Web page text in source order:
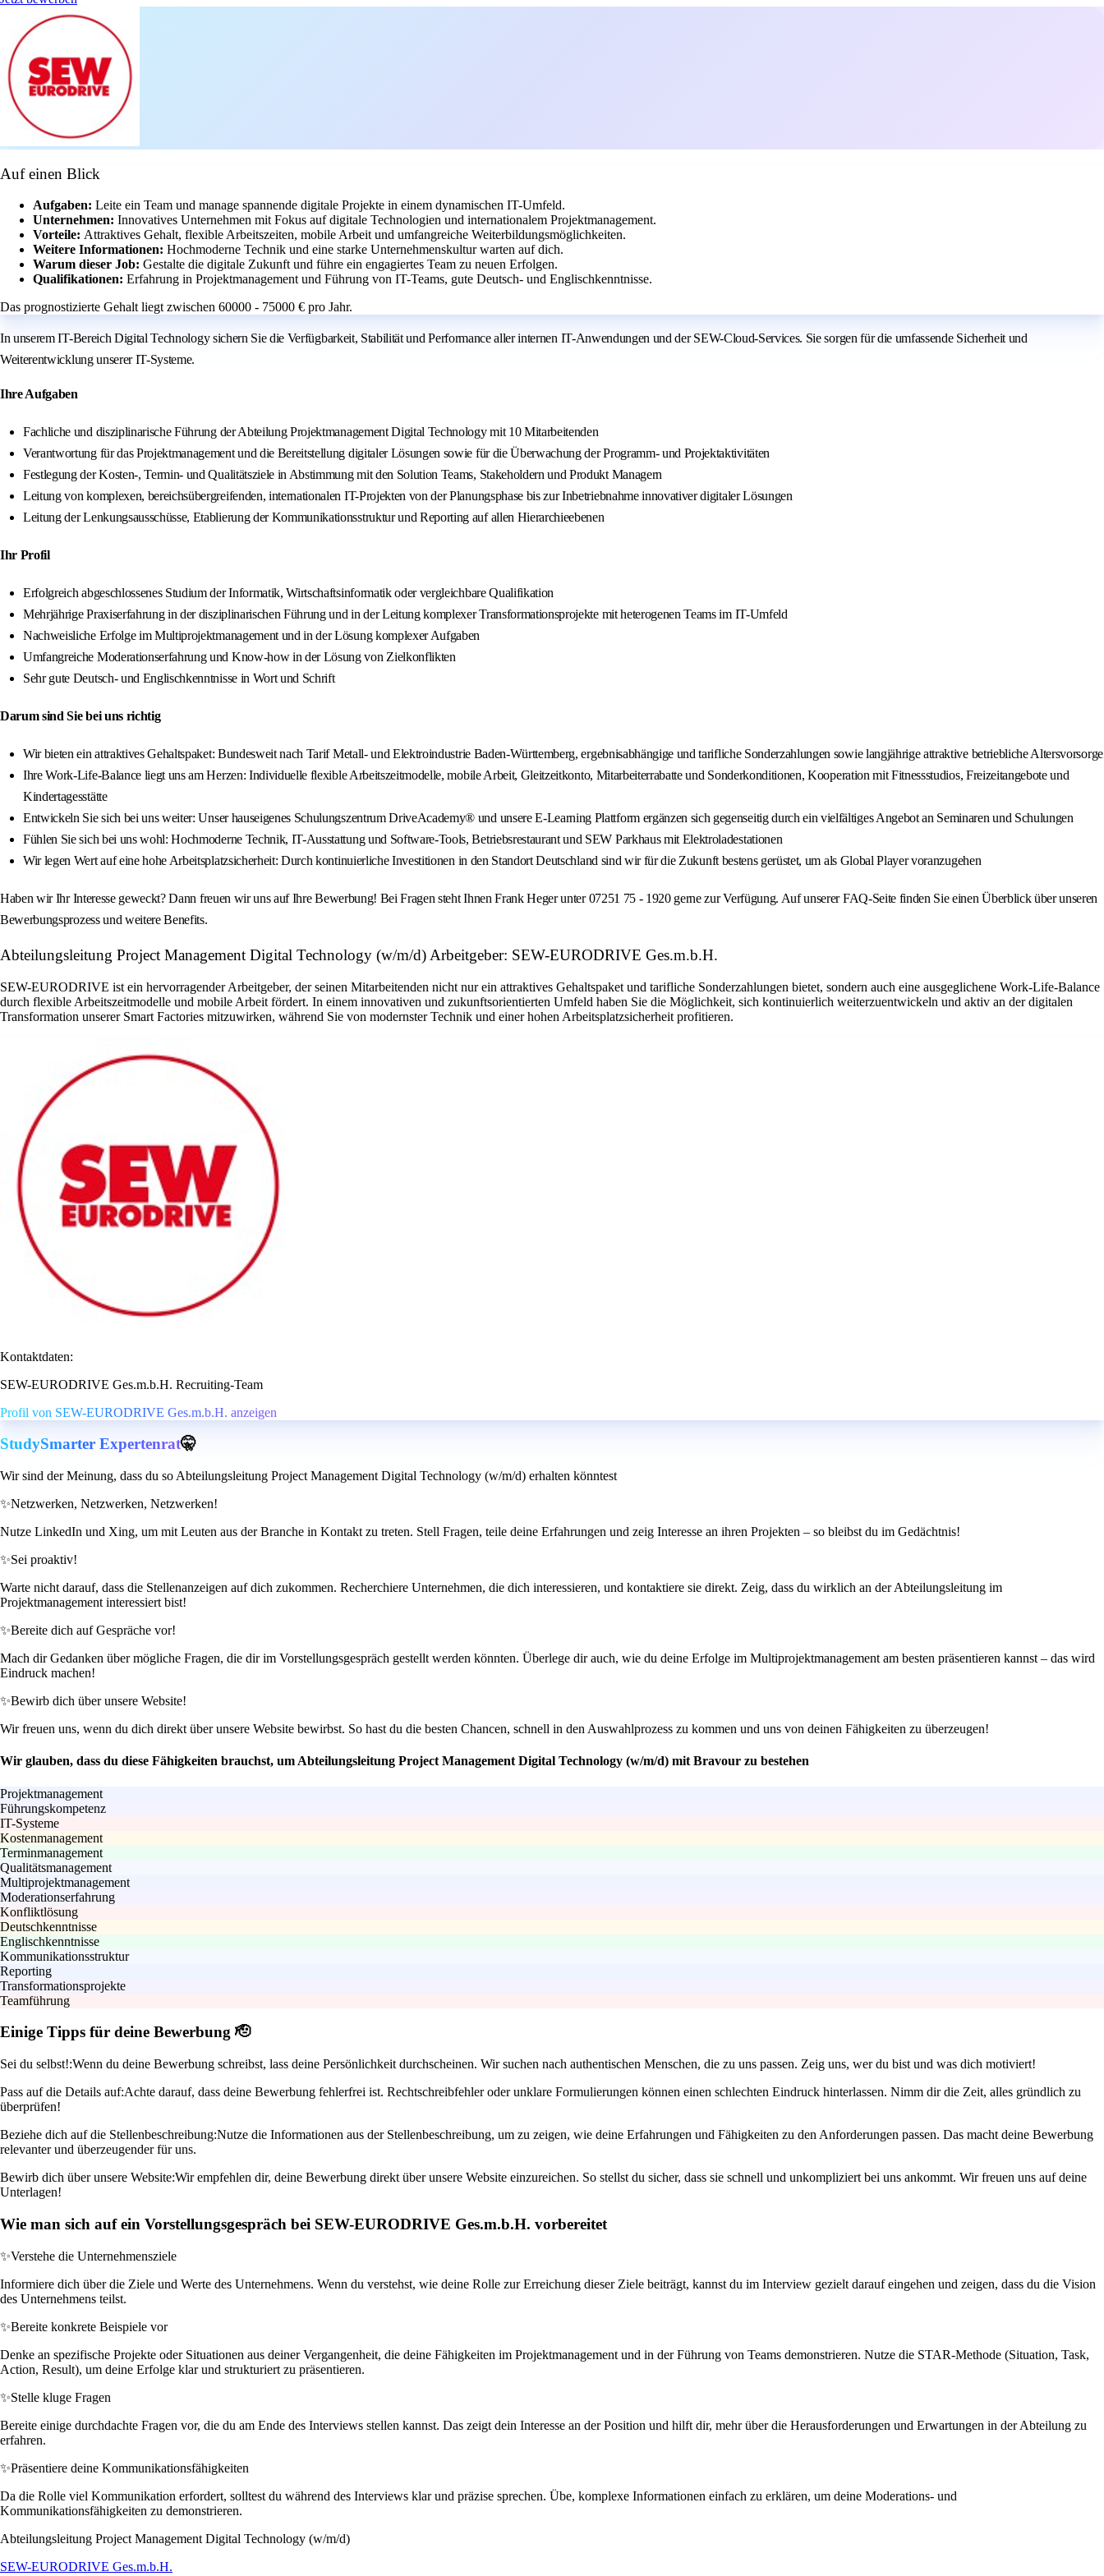
Auf einen Blick
Aufgaben: Leite ein Team und manage spannende digitale Projekte in einem dynamischen IT-Umfeld.
Unternehmen: Innovatives Unternehmen mit Fokus auf digitale Technologien und internationalem Projektmanagement.
Vorteile: Attraktives Gehalt, flexible Arbeitszeiten, mobile Arbeit und umfangreiche Weiterbildungsmöglichkeiten.
Weitere Informationen: Hochmoderne Technik und eine starke Unternehmenskultur warten auf dich.
Warum dieser Job: Gestalte die digitale Zukunft und führe ein engagiertes Team zu neuen Erfolgen.
Qualifikationen: Erfahrung in Projektmanagement und Führung von IT-Teams, gute Deutsch- und Englischkenntnisse.
Das prognostizierte Gehalt liegt zwischen 60000 - 75000 € pro Jahr.
In unserem IT-Bereich Digital Technology sichern Sie die Verfügbarkeit, Stabilität und Performance aller internen IT-Anwendungen und der SEW-Cloud-Services. Sie sorgen für die umfassende Sicherheit und
Weiterentwicklung unserer IT-Systeme.
Ihre Aufgaben
Fachliche und disziplinarische Führung der Abteilung Projektmanagement Digital Technology mit 10 Mitarbeitenden
Verantwortung für das Projektmanagement und die Bereitstellung digitaler Lösungen sowie für die Überwachung der Programm- und Projektaktivitäten
Festlegung der Kosten-, Termin- und Qualitätsziele in Abstimmung mit den Solution Teams, Stakeholdern und Produkt Managern
Leitung von komplexen, bereichsübergreifenden, internationalen IT-Projekten von der Planungsphase bis zur Inbetriebnahme innovativer digitaler Lösungen
Leitung der Lenkungsausschüsse, Etablierung der Kommunikationsstruktur und Reporting auf allen Hierarchieebenen
Ihr Profil
Erfolgreich abgeschlossenes Studium der Informatik, Wirtschaftsinformatik oder vergleichbare Qualifikation
Mehrjährige Praxiserfahrung in der disziplinarischen Führung und in der Leitung komplexer Transformationsprojekte mit heterogenen Teams im IT-Umfeld
Nachweisliche Erfolge im Multiprojektmanagement und in der Lösung komplexer Aufgaben
Umfangreiche Moderationserfahrung und Know-how in der Lösung von Zielkonflikten
Sehr gute Deutsch- und Englischkenntnisse in Wort und Schrift
Darum sind Sie bei uns richtig
Wir bieten ein attraktives Gehaltspaket: Bundesweit nach Tarif Metall- und Elektroindustrie Baden-Württemberg, ergebnisabhängige und tarifliche Sonderzahlungen sowie langjährige attraktive betriebliche Altersvorsorge
Ihre Work-Life-Balance liegt uns am Herzen: Individuelle flexible Arbeitszeitmodelle, mobile Arbeit, Gleitzeitkonto, Mitarbeiterrabatte und Sonderkonditionen, Kooperation mit Fitnessstudios, Freizeitangebote und
Kindertagesstätte
Entwickeln Sie sich bei uns weiter: Unser hauseigenes Schulungszentrum DriveAcademy® und unsere E-Learning Plattform ergänzen sich gegenseitig durch ein vielfältiges Angebot an Seminaren und Schulungen
Fühlen Sie sich bei uns wohl: Hochmoderne Technik, IT-Ausstattung und Software-Tools, Betriebsrestaurant und SEW Parkhaus mit Elektroladestationen
Wir legen Wert auf eine hohe Arbeitsplatzsicherheit: Durch kontinuierliche Investitionen in den Standort Deutschland sind wir für die Zukunft bestens gerüstet, um als Global Player voranzugehen
Haben wir Ihr Interesse geweckt? Dann freuen wir uns auf Ihre Bewerbung! Bei Fragen steht Ihnen Frank Heger unter 07251 75 - 1920 gerne zur Verfügung. Auf unserer FAQ-Seite finden Sie einen Überblick über unseren
Bewerbungsprozess und weitere Benefits.
Abteilungsleitung Project Management Digital Technology (w/m/d) Arbeitgeber: SEW-EURODRIVE Ges.m.b.H.
SEW-EURODRIVE ist ein hervorragender Arbeitgeber, der seinen Mitarbeitenden nicht nur ein attraktives Gehaltspaket und tarifliche Sonderzahlungen bietet, sondern auch eine ausgeglichene Work-Life-Balance
durch flexible Arbeitszeitmodelle und mobile Arbeit fördert. In einem innovativen und zukunftsorientierten Umfeld haben Sie die Möglichkeit, sich kontinuierlich weiterzuentwickeln und aktiv an der digitalen
Transformation unserer Smart Factories mitzuwirken, während Sie von modernster Technik und einer hohen Arbeitsplatzsicherheit profitieren.
Kontaktdaten:
SEW-EURODRIVE Ges.m.b.H. Recruiting-Team
Profil von SEW-EURODRIVE Ges.m.b.H. anzeigen
StudySmarter Expertenrat🤫
Wir sind der Meinung, dass du so Abteilungsleitung Project Management Digital Technology (w/m/d) erhalten könntest
✨Netzwerken, Netzwerken, Netzwerken!
Nutze LinkedIn und Xing, um mit Leuten aus der Branche in Kontakt zu treten. Stell Fragen, teile deine Erfahrungen und zeig Interesse an ihren Projekten – so bleibst du im Gedächtnis!
✨Sei proaktiv!
Warte nicht darauf, dass die Stellenanzeigen auf dich zukommen. Recherchiere Unternehmen, die dich interessieren, und kontaktiere sie direkt. Zeig, dass du wirklich an der Abteilungsleitung im
Projektmanagement interessiert bist!
✨Bereite dich auf Gespräche vor!
Mach dir Gedanken über mögliche Fragen, die dir im Vorstellungsgespräch gestellt werden könnten. Überlege dir auch, wie du deine Erfolge im Multiprojektmanagement am besten präsentieren kannst – das wird
Eindruck machen!
✨Bewirb dich über unsere Website!
Wir freuen uns, wenn du dich direkt über unsere Website bewirbst. So hast du die besten Chancen, schnell in den Auswahlprozess zu kommen und uns von deinen Fähigkeiten zu überzeugen!
Wir glauben, dass du diese Fähigkeiten brauchst, um Abteilungsleitung Project Management Digital Technology (w/m/d) mit Bravour zu bestehen
Projektmanagement
Führungskompetenz
IT-Systeme
Kostenmanagement
Terminmanagement
Qualitätsmanagement
Multiprojektmanagement
Moderationserfahrung
Konfliktlösung
Deutschkenntnisse
Englischkenntnisse
Kommunikationsstruktur
Reporting
Transformationsprojekte
Teamführung
Einige Tipps für deine Bewerbung 🫡
Sei du selbst!:Wenn du deine Bewerbung schreibst, lass deine Persönlichkeit durchscheinen. Wir suchen nach authentischen Menschen, die zu uns passen. Zeig uns, wer du bist und was dich motiviert!
Pass auf die Details auf:Achte darauf, dass deine Bewerbung fehlerfrei ist. Rechtschreibfehler oder unklare Formulierungen können einen schlechten Eindruck hinterlassen. Nimm dir die Zeit, alles gründlich zu
überprüfen!
Beziehe dich auf die Stellenbeschreibung:Nutze die Informationen aus der Stellenbeschreibung, um zu zeigen, wie deine Erfahrungen und Fähigkeiten zu den Anforderungen passen. Das macht deine Bewerbung
relevanter und überzeugender für uns.
Bewirb dich über unsere Website:Wir empfehlen dir, deine Bewerbung direkt über unsere Website einzureichen. So stellst du sicher, dass sie schnell und unkompliziert bei uns ankommt. Wir freuen uns auf deine
Unterlagen!
Wie man sich auf ein Vorstellungsgespräch bei SEW-EURODRIVE Ges.m.b.H. vorbereitet
✨Verstehe die Unternehmensziele
Informiere dich über die Ziele und Werte des Unternehmens. Wenn du verstehst, wie deine Rolle zur Erreichung dieser Ziele beiträgt, kannst du im Interview gezielt darauf eingehen und zeigen, dass du die Vision
des Unternehmens teilst.
✨Bereite konkrete Beispiele vor
Denke an spezifische Projekte oder Situationen aus deiner Vergangenheit, die deine Fähigkeiten im Projektmanagement und in der Führung von Teams demonstrieren. Nutze die STAR-Methode (Situation, Task,
Action, Result), um deine Erfolge klar und strukturiert zu präsentieren.
✨Stelle kluge Fragen
Bereite einige durchdachte Fragen vor, die du am Ende des Interviews stellen kannst. Das zeigt dein Interesse an der Position und hilft dir, mehr über die Herausforderungen und Erwartungen in der Abteilung zu
erfahren.
✨Präsentiere deine Kommunikationsfähigkeiten
Da die Rolle viel Kommunikation erfordert, solltest du während des Interviews klar und präzise sprechen. Übe, komplexe Informationen einfach zu erklären, um deine Moderations- und
Kommunikationsfähigkeiten zu demonstrieren.
Abteilungsleitung Project Management Digital Technology (w/m/d)
SEW-EURODRIVE Ges.m.b.H.